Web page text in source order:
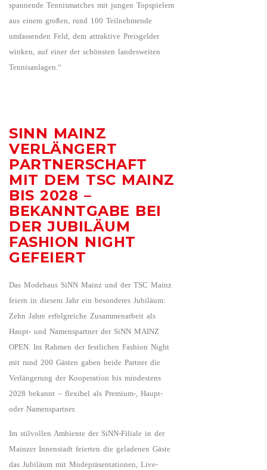
spannende Tennismatches mit jungen Topspielern
aus einem großen, rund 100 Teilnehmende
umfassenden Feld, dem attraktive Preisgelder
winken, auf einer der schönsten landesweiten
Tennisanlagen.“
SINN MAINZ
VERLÄNGERT
PARTNERSCHAFT
MIT DEM TSC MAINZ
BIS 2028 –
BEKANNTGABE BEI
DER JUBILÄUM
FASHION NIGHT
GEFEIERT
Das Modehaus SiNN Mainz und der TSC Mainz
feiern in diesem Jahr ein besonderes Jubiläum:
Zehn Jahre erfolgreiche Zusammenarbeit als
Haupt- und Namenspartner der SiNN MAINZ
OPEN. Im Rahmen der festlichen Fashion Night
mit rund 200 Gästen gaben beide Partner die
Verlängerung der Kooperation bis mindestens
2028 bekannt – flexibel als Premium-, Haupt-
oder Namenspartner.
Im stilvollen Ambiente der SiNN-Filiale in der
Mainzer Innenstadt feierten die geladenen Gäste
das Jubiläum mit Modepräsentationen, Live-